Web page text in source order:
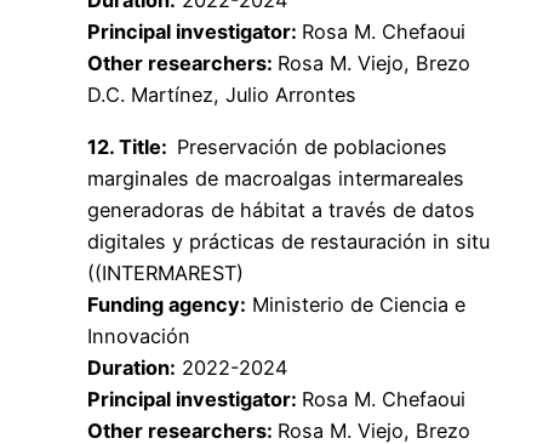
Principal investigator: Rosa M. Chefaoui
Other researchers: Rosa M. Viejo, Brezo
D.C. Martínez, Julio Arrontes
12. Title: Preservación de poblaciones
marginales de macroalgas intermareales
generadoras de hábitat a través de datos
digitales y prácticas de restauración in situ
((INTERMAREST)
Funding agency: Ministerio de Ciencia e
Innovación
Duration: 2022-2024
Principal investigator: Rosa M. Chefaoui
Other researchers: Rosa M. Viejo, Brezo